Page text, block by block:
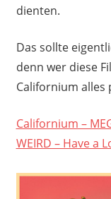
dienten.
Das sollte
denn wer diese
Californium alles
Californium –
WEIRD – Have a